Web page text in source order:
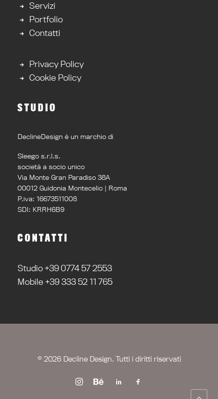
Servizi
Portfolio
Contatti
Privacy Policy
Cookie Policy
STUDIO
DeclineDesign è un marchio di
Sleego s.r.l.s.
società a socio unico
Via Monte Gran Paradiso 38A
00012 Guidonia Montecelio | Roma
P.iva: 16673511008
SDI: KRRH6B9
CONTATTI
Studio +39 0774 57 2553
Mobile +39 333 52 11 765
© 2026 Decline Design. Tutti i diritti riservati